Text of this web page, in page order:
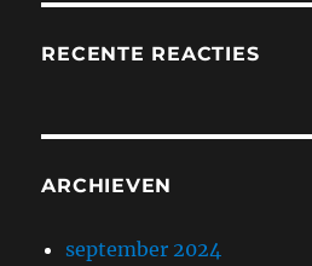
RECENTE REACTIES
ARCHIEVEN
september 2024